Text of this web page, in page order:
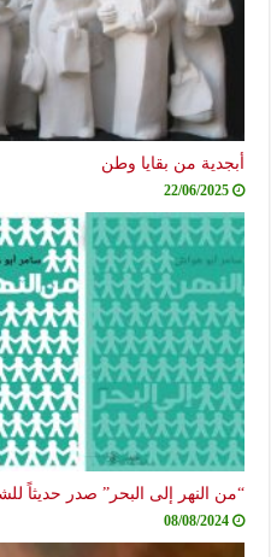
أبجدية من بقايا وطن
22/06/2025
“من النهر إلى البحر” صدر حديثاً
08/08/2024